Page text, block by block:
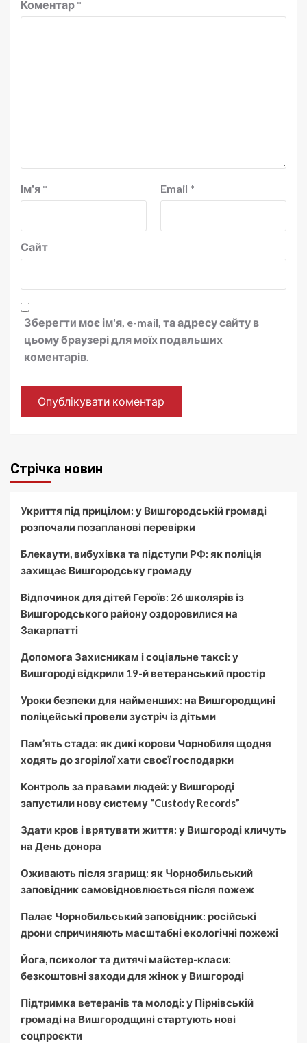
Коментар *
Ім'я * Email *
Сайт
Зберегти моє ім'я, e-mail, та адресу сайту в
цьому браузері для моїх подальших
коментарів.
Стрічка новин
Укриття під прицілом: у Вишгородській громаді
розпочали позапланові перевірки
Блекаути, вибухівка та підступи РФ: як поліція
захищає Вишгородську громаду
Відпочинок для дітей Героїв: 26 школярів із
Вишгородського району оздоровилися на
Закарпатті
Допомога Захисникам і соціальне таксі: у
Вишгороді відкрили 19-й ветеранський простір
Уроки безпеки для найменших: на Вишгородщині
поліцейські провели зустріч із дітьми
Пам’ять стада: як дикі корови Чорнобиля щодня
ходять до згорілої хати своєї господарки
Контроль за правами людей: у Вишгороді
запустили нову систему “Custody Records”
Здати кров і врятувати життя: у Вишгороді кличуть
на День донора
Оживають після згарищ: як Чорнобильський
заповідник самовідновлюється після пожеж
Палає Чорнобильський заповідник: російські
дрони спричиняють масштабні екологічні пожежі
Йога, психолог та дитячі майстер-класи:
безкоштовні заходи для жінок у Вишгороді
Підтримка ветеранів та молоді: у Пірнівській
громаді на Вишгородщині стартують нові
соцпроєкти